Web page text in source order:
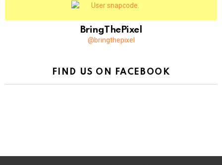
BringThePixel
@bringthepixel
FIND US ON FACEBOOK